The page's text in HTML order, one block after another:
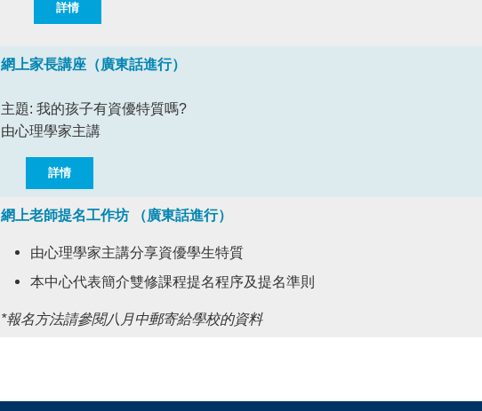
詳情
網上家長講座（廣東話進行）
主題: 我的孩子有資優特質嗎?
由心理學家主講
詳情
網上老師提名工作坊 （廣東話進行）
由心理學家主講分享資優學生特質
本中心代表簡介雙修課程提名程序及提名準則
*報名方法請參閱八月中郵寄給學校的資料